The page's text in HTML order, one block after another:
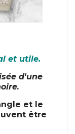
et utile.
d'une
.
et le
être